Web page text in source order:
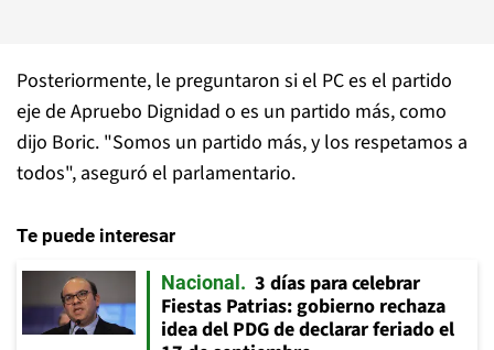
Posteriormente, le preguntaron si el PC es el partido
eje de Apruebo Dignidad o es un partido más, como
dijo Boric. "Somos un partido más, y los respetamos a
todos", aseguró el parlamentario.
Te puede interesar
Nacional
3 días para celebrar
Fiestas Patrias: gobierno rechaza
idea del PDG de declarar feriado el